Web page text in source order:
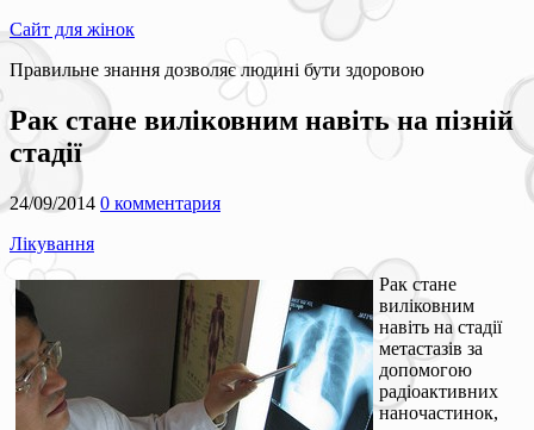
Сайт для жінок
Правильне знання дозволяє людині бути здоровою
Рак стане виліковним навіть на пізній
стадії
24/09/2014 0 комментария
Лікування
Рак стане
виліковним
навіть на стадії
метастазів за
допомогою
радіоактивних
наночастинок,